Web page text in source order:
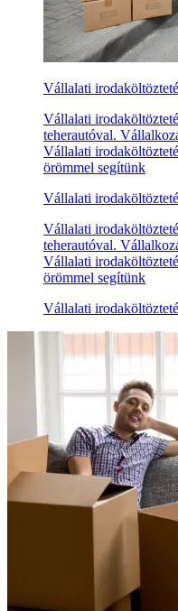
Vállalati
Vállalati
teherautóval.
Vállalati
örömmel segítünk
Vállalati
Vállalati
teherautóval.
Vállalati
örömmel segítünk
Vállalati